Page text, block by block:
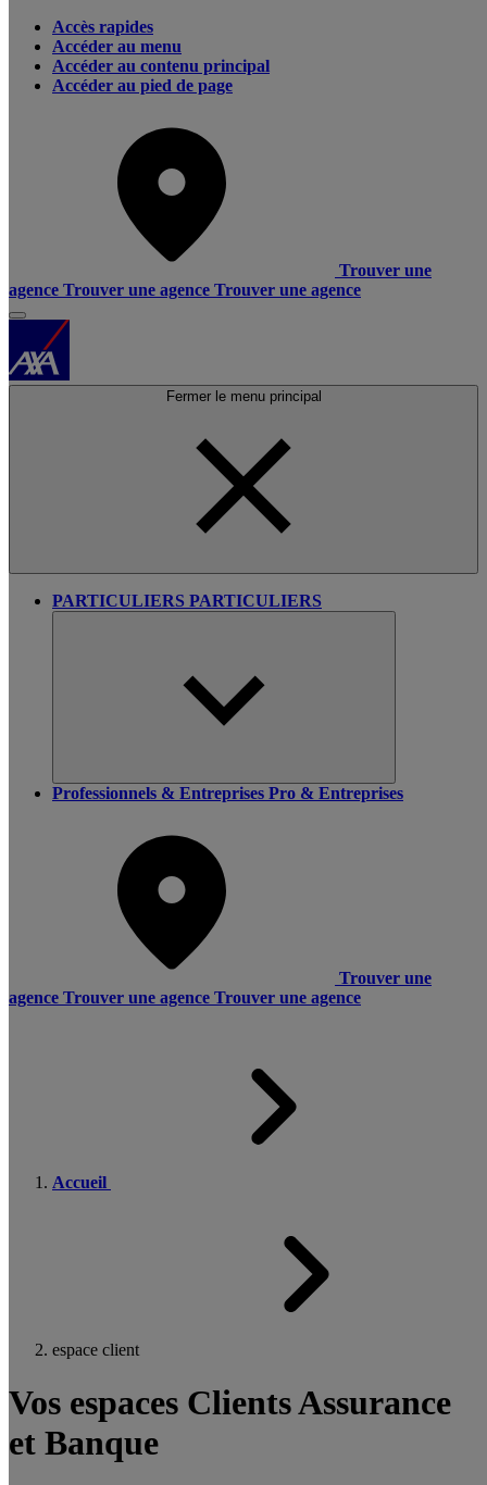
Accès rapides
Accéder au menu
Accéder au contenu principal
Accéder au pied de page
Trouver une
agence Trouver une agence Trouver une agence
Fermer le menu principal
PARTICULIERS PARTICULIERS
Professionnels & Entreprises Pro & Entreprises
Trouver une
agence Trouver une agence Trouver une agence
Accueil
espace client
Vos espaces Clients Assurance
et Banque